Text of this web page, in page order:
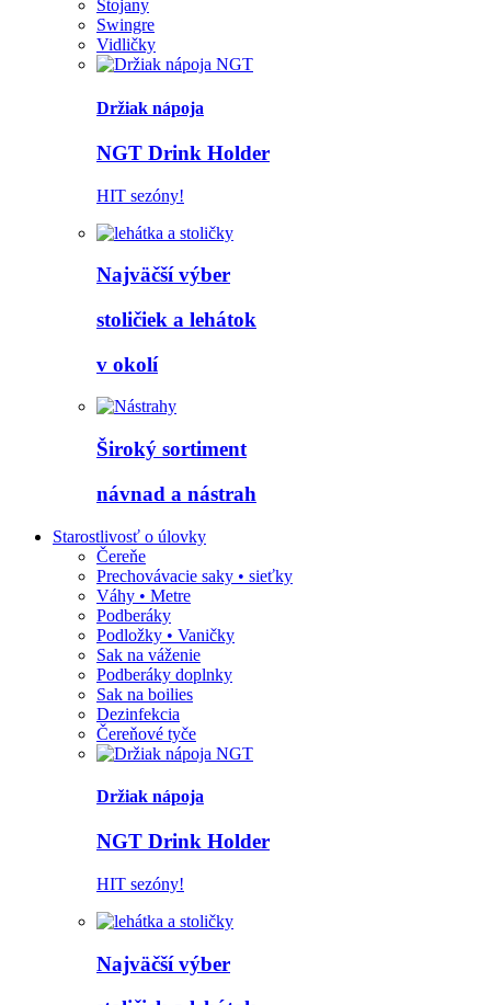
Stojany
Swingre
Vidličky
Držiak nápoja
NGT Drink Holder
HIT sezóny!
Najväčší výber
stoličiek a lehátok
v okolí
Široký sortiment
návnad a nástrah
Starostlivosť o úlovky
Čereňe
Prechovávacie saky • sieťky
Váhy • Metre
Podberáky
Podložky • Vaničky
Sak na váženie
Podberáky doplnky
Sak na boilies
Dezinfekcia
Čereňové tyče
Držiak nápoja
NGT Drink Holder
HIT sezóny!
Najväčší výber